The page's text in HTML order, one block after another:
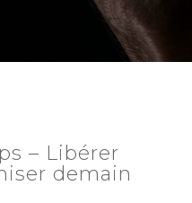
– Libérer
demain